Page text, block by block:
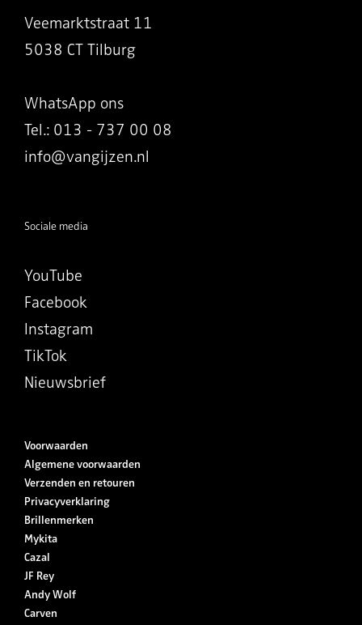
Veemarktstraat 11
5038 CT Tilburg
WhatsApp ons
Tel.: 013 - 737 00 08
info@vangijzen.nl
Sociale media
YouTube
Facebook
Instagram
TikTok
Nieuwsbrief
Voorwaarden
Algemene voorwaarden
Verzenden en retouren
Privacyverklaring
Brillenmerken
Mykita
Cazal
JF Rey
Andy Wolf
Carven